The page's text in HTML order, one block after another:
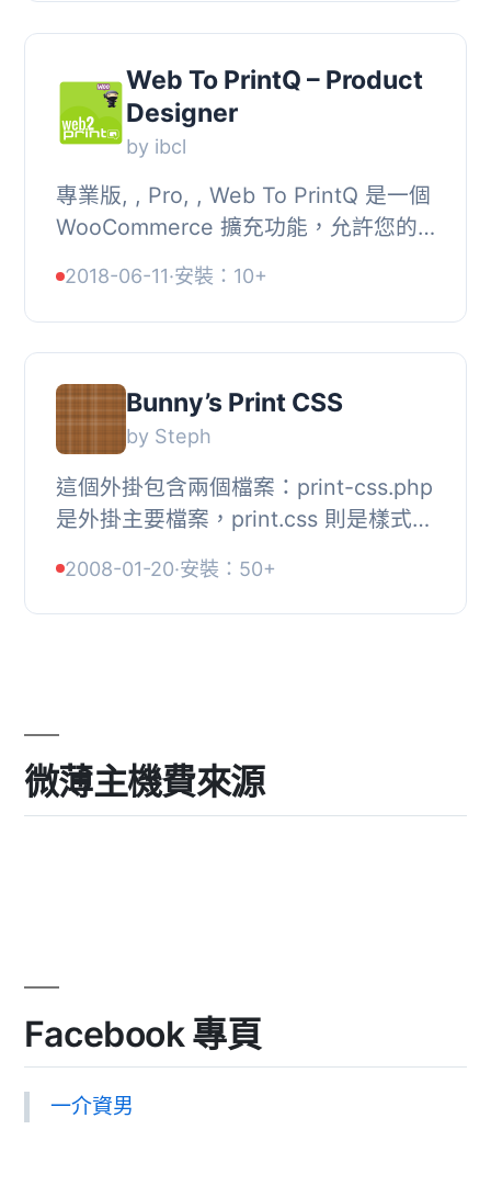
Web To PrintQ – Product
Designer
by ibcl
專業版, , Pro, , Web To PrintQ 是一個
WooCommerce 擴充功能，允許您的
片、手冊、傳單、信封、明信片到婚禮
卡、包裝、...
2018-06-11·安裝：10+
Bunny’s Print CSS
by Steph
這個外掛包含兩個檔案：print-css.php
是外掛主要檔案，print.css 則是樣式表
wp_head() 函數/掛勾，外掛會在主題
標頭中加入...
2008-01-20·安裝：50+
微薄主機費來源
Facebook 專頁
一介資男